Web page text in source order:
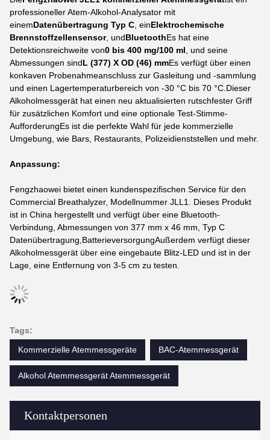
Kontaktpersonen
professioneller Atem-Alkohol-Analysator mit
einemDatenübertragung Typ C , einElektrochemische
Brennstoffzellensensor, undBluetoothEs hat eine
Detektionsreichweite von0 bis 400 mg/100 ml , und seine
Abmessungen sindL (377) X OD (46) mmEs verfügt über einen
konkaven Probenahmeanschluss zur Gasleitung und -sammlung
und einen Lagertemperaturbereich von -30 °C bis 70 °C.Dieser
Alkoholmessgerät hat einen neu aktualisierten rutschfester Griff
für zusätzlichen Komfort und eine optionale Test-Stimme-
AufforderungEs ist die perfekte Wahl für jede kommerzielle
Umgebung, wie Bars, Restaurants, Polizeidienststellen und mehr.
Anpassung:
Fengzhaowei bietet einen kundenspezifischen Service für den
Commercial Breathalyzer, Modellnummer JLL1. Dieses Produkt
ist in China hergestellt und verfügt über eine Bluetooth-
Verbindung, Abmessungen von 377 mm x 46 mm, Typ C
Datenübertragung,BatterieversorgungAußerdem verfügt dieser
Alkoholmessgerät über eine eingebaute Blitz-LED und ist in der
Lage, eine Entfernung von 3-5 cm zu testen.
Tags:
Kommerzielle Atemmessgeräte
BAC-Atemmessgerät
Alkohol Atemmessgerät Atemmessgerät